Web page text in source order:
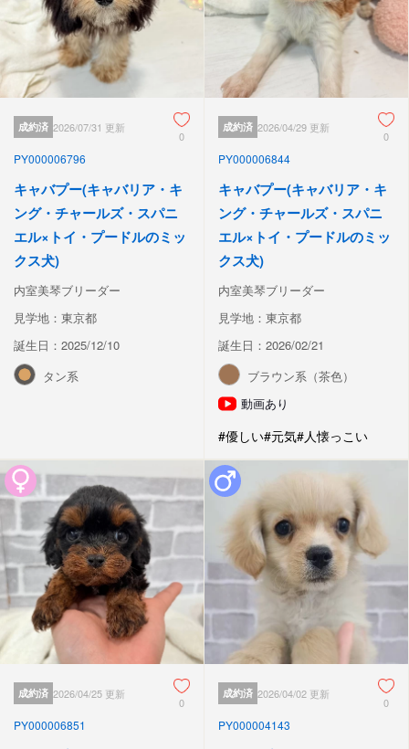
成約済 2026/07/31 更新
0
PY000006796
キャバプー(キャバリア・キ
ング・チャールズ・スパニ
エル×トイ・プードルのミッ
クス犬)
内室美琴ブリーダー
見学地：東京都
誕生日：2025/12/10
タン系
成約済 2026/04/29 更新
0
PY000006844
キャバプー(キャバリア・キ
ング・チャールズ・スパニ
エル×トイ・プードルのミッ
クス犬)
内室美琴ブリーダー
見学地：東京都
誕生日：2026/02/21
ブラウン系（茶色）
動画あり
#優しい#元気#人懐っこい
成約済 2026/04/25 更新
0
PY000006851
成約済 2026/04/02 更新
0
PY000004143